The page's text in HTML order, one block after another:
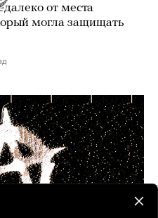
от места
могла защищать